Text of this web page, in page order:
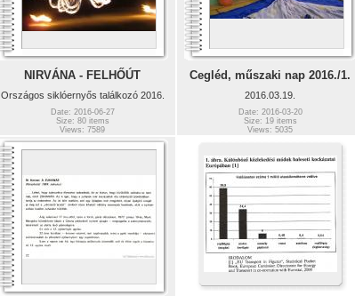
NIRVÁNA - FELHŐÚT
Országos siklóernyős találkozó 2016.
Date: 2016-06-27
Size: 80 items
Views: 7589
Cegléd, műszaki nap 2016./1.
2016.03.19.
Date: 2016-03-20
Size: 19 items
Views: 5035